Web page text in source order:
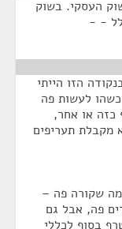
בשוק העסקי. בשוק
- -
הזו הייתי
לעשות פה
כזה או אחר,
מקבלת תעריפים
שקורה פה –
פה, אבל גם
בסוף לכללי